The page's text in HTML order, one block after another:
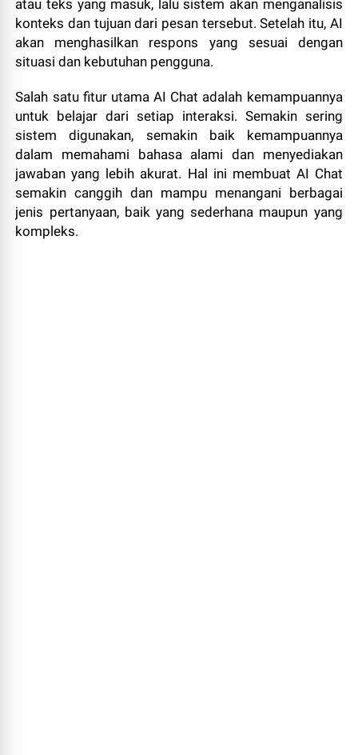
atau teks yang masuk, lalu sistem akan menganalisis
konteks dan tujuan dari pesan tersebut. Setelah itu, AI
akan menghasilkan respons yang sesuai dengan
situasi dan kebutuhan pengguna.
Salah satu fitur utama AI Chat adalah kemampuannya
untuk belajar dari setiap interaksi. Semakin sering
sistem digunakan, semakin baik kemampuannya
dalam memahami bahasa alami dan menyediakan
jawaban yang lebih akurat. Hal ini membuat AI Chat
semakin canggih dan mampu menangani berbagai
jenis pertanyaan, baik yang sederhana maupun yang
kompleks.